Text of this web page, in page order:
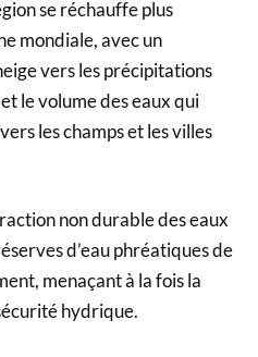
se réchauffe plus
mondiale, avec un
vers les précipitations
le volume des eaux qui
les champs et les villes
non durable des eaux
d’eau phréatiques de
menaçant à la fois la
hydrique.